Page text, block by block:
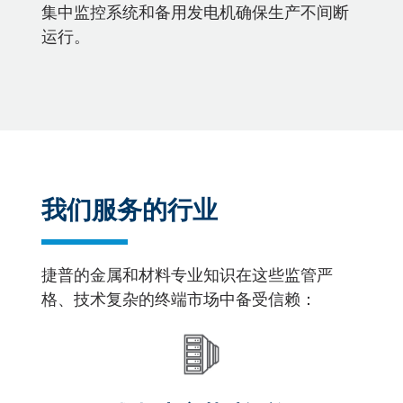
集中监控系统和备用发电机确保生产不间断
运行。
我们服务的行业
捷普的金属和材料专业知识在这些监管严
格、技术复杂的终端市场中备受信赖：